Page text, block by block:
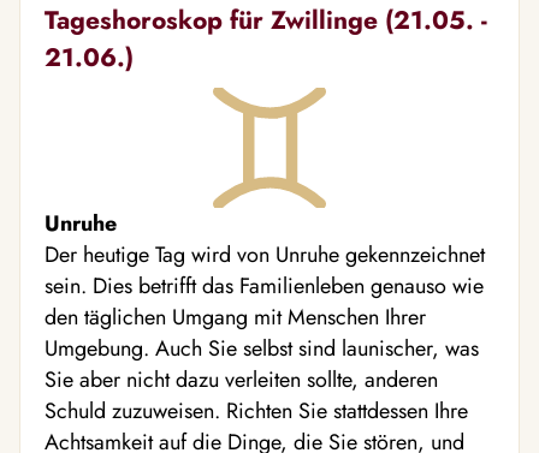
Tageshoroskop für Zwillinge (21.05. -
21.06.)
Unruhe
Der heutige Tag wird von Unruhe gekennzeichnet
sein. Dies betrifft das Familienleben genauso wie
den täglichen Umgang mit Menschen Ihrer
Umgebung. Auch Sie selbst sind launischer, was
Sie aber nicht dazu verleiten sollte, anderen
Schuld zuzuweisen. Richten Sie stattdessen Ihre
Achtsamkeit auf die Dinge, die Sie stören, und